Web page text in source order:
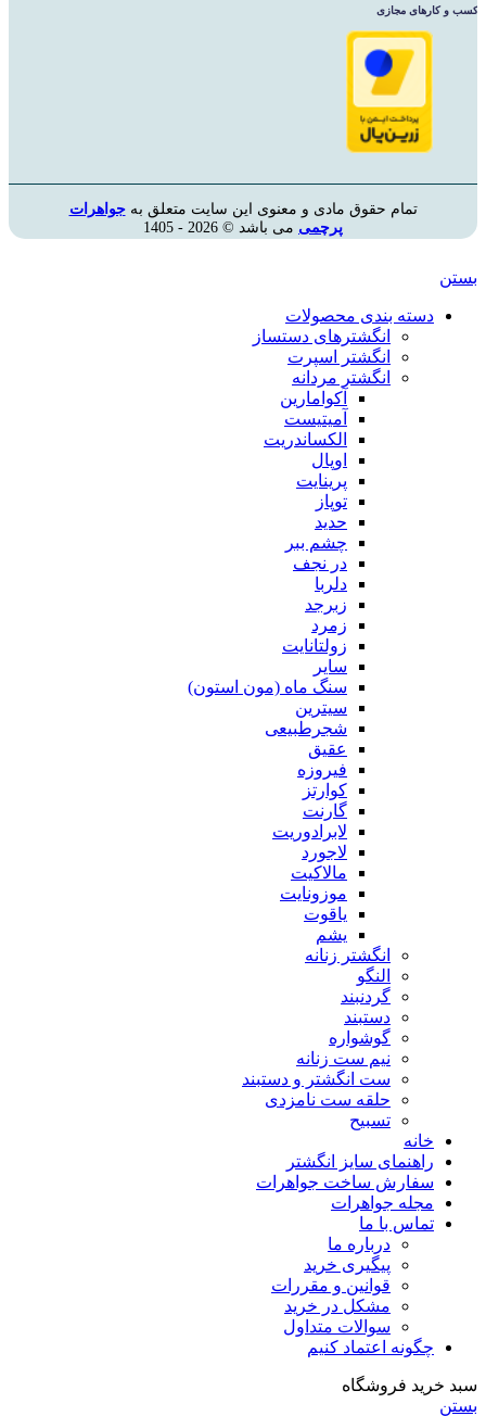
تمام حقوق مادی و معنوی این سایت متعلق بهجواهرات
پرچمی می باشد © 2026 - 1405
بستن
دسته بندی محصولات
انگشترهای دستساز
انگشتر اسپرت
انگشتر مردانه
آکوامارین
آمیتیست
الکساندریت
اوپال
پرینایت
توپاز
حدید
چشم ببر
در نجف
دلربا
زبرجد
زمرد
زولتانایت
سایر
سنگ ماه (مون استون)
سیترین
شجرطبیعی
عقیق
فیروزه
کوارتز
گارنت
لابرادوریت
لاجورد
مالاکیت
موزونایت
یاقوت
یشم
انگشتر زنانه
النگو
گردنبند
دستبند
گوشواره
نیم ست زنانه
ست انگشتر و دستبند
حلقه ست نامزدی
تسبیح
خانه
راهنمای سایز انگشتر
سفارش ساخت جواهرات
مجله جواهرات
تماس با ما
درباره ما
پیگیری خرید
قوانین و مقررات
مشکل در خرید
سوالات متداول
چگونه اعتماد کنیم
سبد خرید فروشگاه
بستن